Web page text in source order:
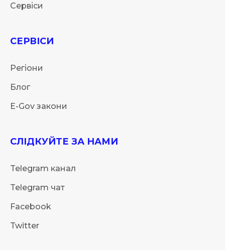
Сервіси
СЕРВІСИ
Регіони
Блог
E-Gov закони
СЛІДКУЙТЕ ЗА НАМИ
Telegram канал
Telegram чат
Facebook
Twitter